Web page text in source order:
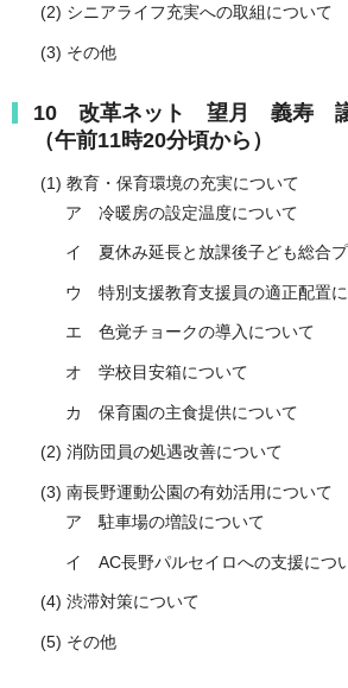
(2) シニアライフ充実への取組について
(3) その他
10 改革ネット 望月 義寿 議
（午前11時20分頃から）
(1) 教育・保育環境の充実について
ア 冷暖房の設定温度について
イ 夏休み延長と放課後子ども総合
ウ 特別支援教育支援員の適正配置
エ 色覚チョークの導入について
オ 学校目安箱について
カ 保育園の主食提供について
(2) 消防団員の処遇改善について
(3) 南長野運動公園の有効活用について
ア 駐車場の増設について
イ AC長野パルセイロへの支援につ
(4) 渋滞対策について
(5) その他